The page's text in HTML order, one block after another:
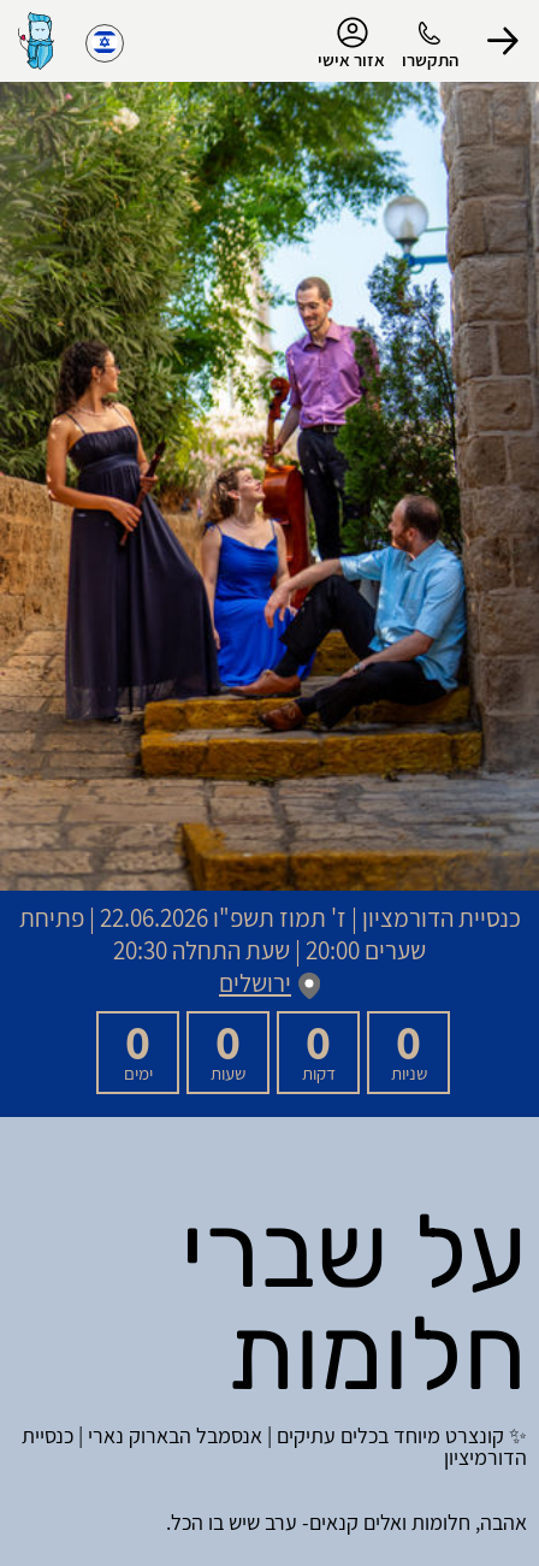
התקשרו אזור אישי
הפרופיל שלי
התנתק
כנסיית הדורמציון | ז' תמוז תשפ"ו
22.06.2026 | פתיחת
שערים 20:00 | שעת התחלה 20:30
ירושלים
0
שניות
0
דקות
0
שעות
0
ימים
על שברי
חלומות
✨ קונצרט מיוחד בכלים עתיקים | אנסמבל הבארוק נארי | כנסיית
הדורמיציון
אהבה, חלומות ואלים קנאים- ערב שיש בו הכל.